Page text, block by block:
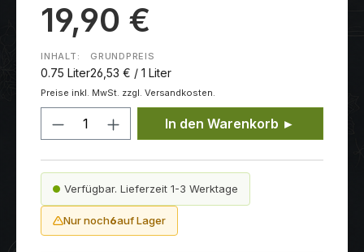
19,90 €
INHALT:
0.75 Liter
GRUNDPREIS
26,53 € / 1 Liter
Preise inkl. MwSt. zzgl. Versandkosten.
Produkt Anzahl: Gib den
In den Warenkorb ►
Verfügbar. Lieferzeit 1-3 Werktage
Nur noch6auf Lager